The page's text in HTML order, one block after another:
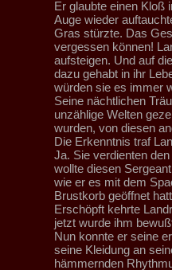
Er glaubte einen Kloß
Auge wieder
Gras stürzte. Das
vergessen können!
aufsteigen. Und auf
dazu gehabt in ihr
würden sie es immer
Seine nächtlichen
unzählige Welten
wurden, von diesen
Die Erkenntnis traf
Ja. Sie verdienten
wollte diesen
wie er es mit dem
Brustkorb geöffnet
Erschöpft kehrte
jetzt wurde ihm
Nun konnte er seine
seine Kleidung an
hämmernden